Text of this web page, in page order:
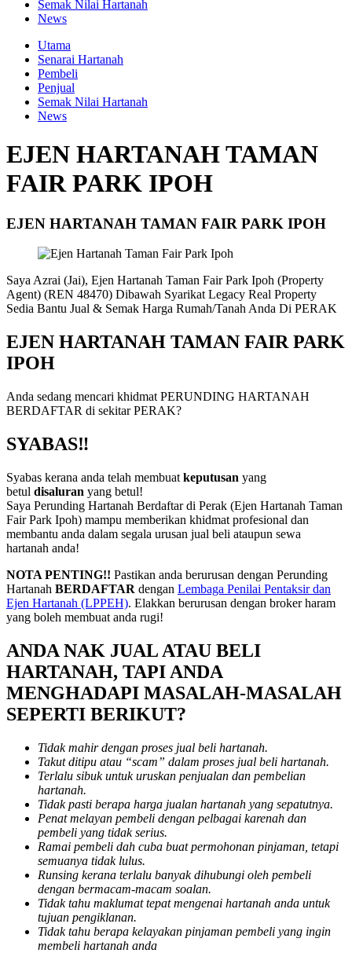
Semak Nilai Hartanah
News
Utama
Senarai Hartanah
Pembeli
Penjual
Semak Nilai Hartanah
News
EJEN HARTANAH TAMAN
FAIR PARK IPOH
EJEN HARTANAH TAMAN FAIR PARK IPOH
Saya Azrai (Jai), Ejen Hartanah Taman Fair Park Ipoh (Property
Agent) (REN 48470) Dibawah Syarikat Legacy Real Property
Sedia Bantu Jual & Semak Harga Rumah/Tanah Anda Di PERAK
EJEN HARTANAH TAMAN FAIR PARK
IPOH
Anda sedang mencari khidmat PERUNDING HARTANAH
BERDAFTAR di sekitar PERAK?
SYABAS‼️
Syabas kerana anda telah membuat keputusan yang
betul disaluran yang betul!
Saya Perunding Hartanah Berdaftar di Perak (Ejen Hartanah Taman
Fair Park Ipoh) mampu memberikan khidmat profesional dan
membantu anda dalam segala urusan jual beli ataupun sewa
hartanah anda!
NOTA PENTING!! Pastikan anda berurusan dengan Perunding
Hartanah BERDAFTAR dengan Lembaga Penilai Pentaksir dan
Ejen Hartanah (LPPEH). Elakkan berurusan dengan broker haram
yang boleh membuat anda rugi!
ANDA NAK JUAL ATAU BELI
HARTANAH, TAPI ANDA
MENGHADAPI MASALAH-MASALAH
SEPERTI BERIKUT?
Tidak mahir dengan proses jual beli hartanah.
Takut ditipu atau “scam” dalam proses jual beli hartanah.
Terlalu sibuk untuk uruskan penjualan dan pembelian
hartanah.
Tidak pasti berapa harga jualan hartanah yang sepatutnya.
Penat melayan pembeli dengan pelbagai karenah dan
pembeli yang tidak serius.
Ramai pembeli dah cuba buat permohonan pinjaman, tetapi
semuanya tidak lulus.
Runsing kerana terlalu banyak dihubungi oleh pembeli
dengan bermacam-macam soalan.
Tidak tahu maklumat tepat mengenai hartanah anda untuk
tujuan pengiklanan.
Tidak tahu berapa kelayakan pinjaman pembeli yang ingin
membeli hartanah anda